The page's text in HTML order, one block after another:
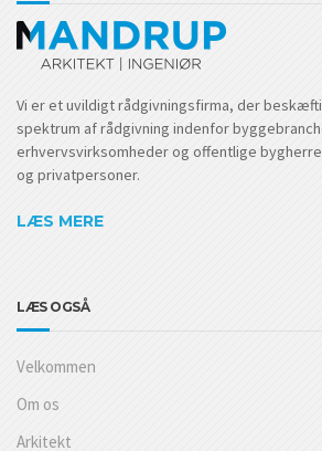
Vi er et uvildigt rådgivningsfirma, der
spektrum af rådgivning indenfor
erhvervsvirksomheder og offentlige
og privatpersoner.
LÆS MERE
LÆS OGSÅ
Velkommen
Om os
Arkitekt